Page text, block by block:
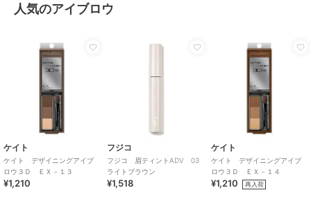
人気のアイブロウ
ケイト
ケイト デザイニングアイブ
ロウ３Ｄ ＥＸ－１３
¥1,210
フジコ
フジコ 眉ティントADV 03
ライトブラウン
¥1,518
ケイト
ケイト デザイニングアイブ
ロウ３Ｄ ＥＸ－１４
¥1,210 再入荷